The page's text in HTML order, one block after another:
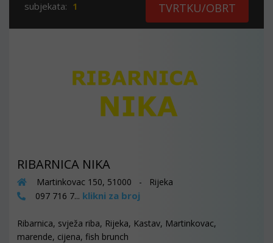
subjekata: 1
TVRTKU/OBRT
RIBARNICA NIKA
Martinkovac 150, 51000 - Rijeka
097 716 7... klikni za broj
Ribarnica, svježa riba, Rijeka, Kastav, Martinkovac,
marende, cijena, fish brunch